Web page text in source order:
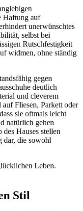
Haftung auf
unerwünschtes
selbst bei
Rutschfestigkeit
widmen, ohne ständig
gegen
deutlich
und cleverem
Fliesen, Parkett oder
sie oftmals leicht
natürlich gehen
Hauses stellen
dar, die sowohl
Leben.
Stil